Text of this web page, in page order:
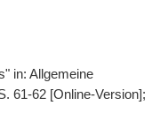
in: Allgemeine
61-62 [Online-Version];